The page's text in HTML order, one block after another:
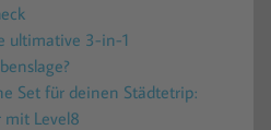
ultimative 3-in-1
Set für deinen Städtetrip:
mit Level8